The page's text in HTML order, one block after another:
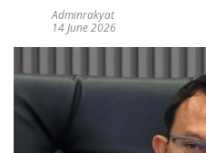
Adminrakyat
14 June 2026